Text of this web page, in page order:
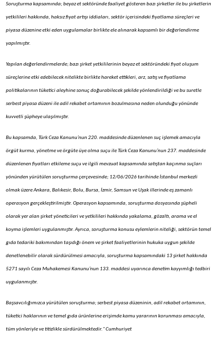
Soruşturma kapsamında; beyaz et sektöründe faaliyet gösteren bazı şirketler ile bu şirketlerin
yetkilileri hakkında, haksız fiyat artışı iddiaları, sektör içerisindeki fiyatlama süreçleri ve
piyasa düzenine etki eden uygulamalar birlikte ele alınarak kapsamlı bir değerlendirme
yapılmıştır.
Yapılan değerlendirmelerde; bazı şirket yetkililerinin beyaz et sektöründeki fiyat oluşum
süreçlerine etki edebilecek nitelikte birlikte hareket ettikleri, arz, satış ve fiyatlama
politikalarının tüketici aleyhine sonuç doğurabilecek şekilde yönlendirildiği ve bu suretle
serbest piyasa düzeni ile adil rekabet ortamının bozulmasına neden olunduğu yönünde
kuvvetli şüpheye ulaşılmıştır.
Bu kapsamda, Türk Ceza Kanunu’nun 220. maddesinde düzenlenen suç işlemek amacıyla
örgüt kurma, yönetme ve örgüte üye olma suçu ile Türk Ceza Kanunu’nun 237. maddesinde
düzenlenen fiyatları etkileme suçu ve ilgili mevzuat kapsamında satıştan kaçınma suçları
yönünden yürütülen soruşturma çerçevesinde; 12/06/2026 tarihinde İstanbul merkezli
olmak üzere Ankara, Balıkesir, Bolu, Bursa, İzmir, Samsun ve Uşak illerinde eş zamanlı
operasyon gerçekleştirilmiştir. Operasyon kapsamında, soruşturma dosyasında şüpheli
olarak yer alan şirket yöneticileri ve yetkilileri hakkında yakalama, gözaltı, arama ve el
koyma işlemleri uygulanmıştır. Ayrıca, soruşturma konusu eylemlerin niteliği, sektörün temel
gıda tedariki bakımından taşıdığı önem ve şirket faaliyetlerinin hukuka uygun şekilde
denetlenebilir olarak sürdürülmesi amacıyla, soruşturma kapsamındaki 13 şirket hakkında
5271 sayılı Ceza Muhakemesi Kanunu’nun 133. maddesi uyarınca denetim kayyımlığı tedbiri
uygulanmıştır.
Başsavcılığımızca yürütülen soruşturma; serbest piyasa düzeninin, adil rekabet ortamının,
tüketici haklarının ve temel gıda ürünlerine erişimde kamu yararının korunması amacıyla,
tüm yönleriyle ve titizlikle sürdürülmektedir." Cumhuriyet